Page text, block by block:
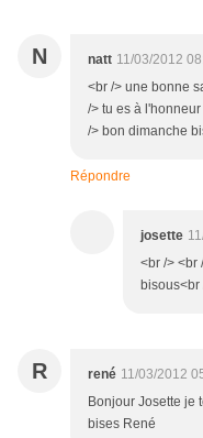
N natt 11/03/2012
<br /> une bonne
/> tu es à
/> bon dimanche
Répondre
josette
<br /> <br
bisous<br
R rené 11/03/2012
Bonjour Josette je
bises René